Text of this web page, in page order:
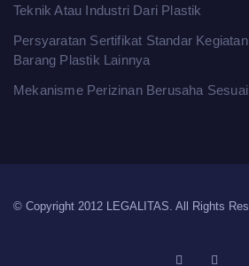
Teknik Atau Industri Dari Plastik
Persyaratan Sertifikat Standar
Barang Plastik Lainnya
Mekanisme Perizinan Berusaha
© Copyright 2012 LEGALITAS. All Rights